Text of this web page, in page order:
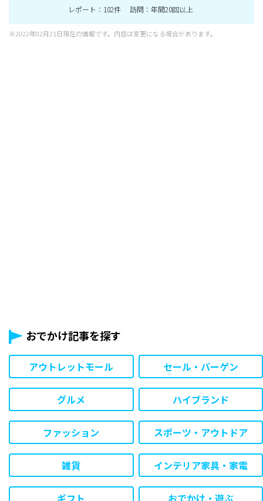
レポート：102件 訪問：年間20回以上
※2022年02月21日現在の情報です。内容は変更になる場合があります。
おでかけ記事を探す
アウトレットモール セール・バーゲン
グルメ ハイブランド
ファッション スポーツ・アウトドア
雑貨 インテリア家具・家電